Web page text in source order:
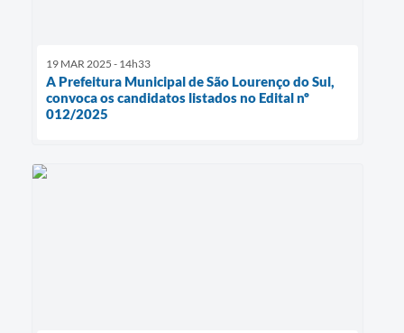
19 MAR 2025 - 14h33
A Prefeitura Municipal de São Lourenço do Sul,
convoca os candidatos listados no Edital nº
012/2025